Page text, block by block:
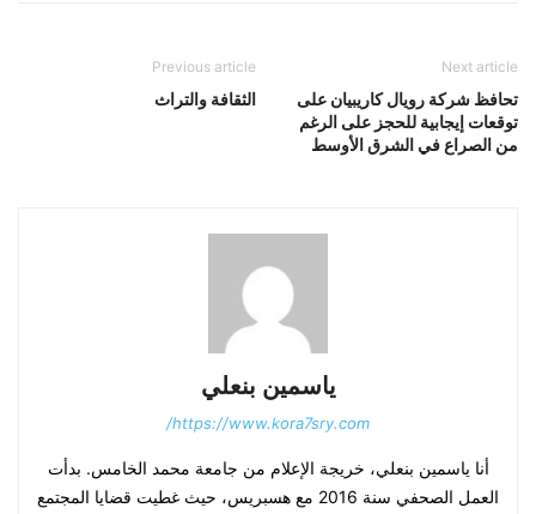
Previous article
الثقافة والتراث
Next article
تحافظ شركة رويال كاريبيان على
توقعات إيجابية للحجز على الرغم
من الصراع في الشرق الأوسط
ياسمين بنعلي
https://www.kora7sry.com/
أنا ياسمين بنعلي، خريجة الإعلام من جامعة محمد الخامس. بدأت
العمل الصحفي سنة 2016 مع هسبريس، حيث غطيت قضايا المجتمع